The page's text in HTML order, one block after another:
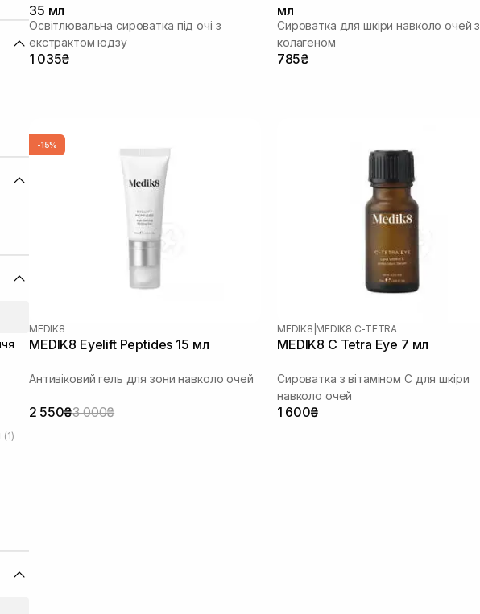
(1)
35 мл
Освітлювальна сироватка під очі з
екстрактом юдзу
1 035₴
мл
Сироватка для шкіри навколо очей з
колагеном
785₴
-15%
MEDIK8
MEDIK8 Eyelift Peptides 15 мл
Антивіковий гель для зони навколо очей
2 550₴3 000₴
MEDIK8 MEDIK8 C-TETRA
MEDIK8 C Tetra Eye 7 мл
Сироватка з вітаміном С для шкіри
навколо очей
1 600₴